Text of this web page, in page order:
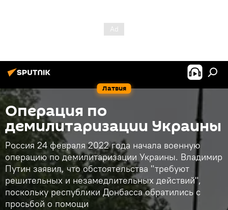
Латвия
Операция по
демилитаризации Украины
Россия 24 февраля 2022 года начала военную
операцию по демилитаризации Украины. Владимир
Путин заявил, что обстоятельства "требуют
решительных и незамедлительных действий",
поскольку республики Донбасса обратились с
просьбой о помощи